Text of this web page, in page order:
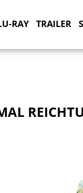
RAY TRAILER